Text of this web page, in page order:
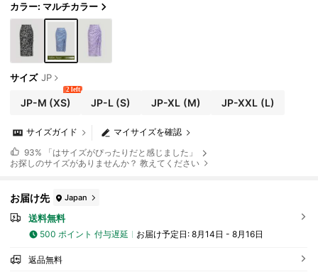
カラー: マルチカラー
サイズ JP
JP-M (XS)
2 left
JP-L (S) JP-XL (M) JP-XXL (L)
マイサイズを確認
サイズガイド
93% 「はサイズがぴったりだと感じました」
お探しのサイズがありませんか？ 教えてください
お届け先 Japan
送料無料
500 ポイント 付与遅延 お届け予定日: 8月14日 - 8月16日
返品無料